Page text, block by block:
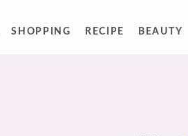
SHOPPING RECIPE BEAUTY